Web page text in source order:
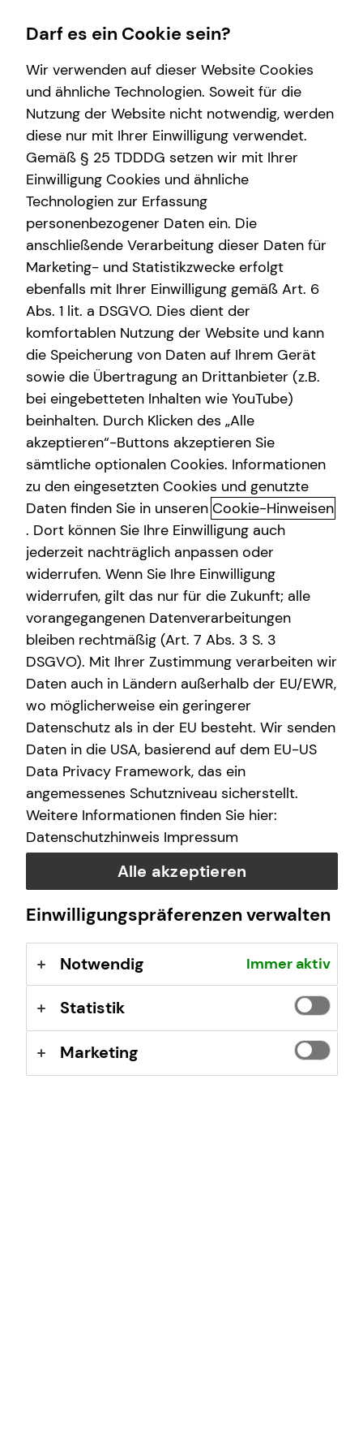
Service
Kundenportal
Schadenabwicklung
Wissenswertes
Über tecis
Podcast
teamzukunft
Interview
Über mich
Finanzberatung
Investment
Spezialisten-Netzwerk
Videoberatung
Immobilienfinanzierung
Kapitalanlage Immobilien
Arbeitskraftabsicherung
Altersvorsorge
Private Krankenvorsorge
Betriebliche Altersvorsorge
Gewerbliche Versicherungen
Kindervorsorge
Sach- und Vermögenssicherung
Expat
Karriere-Infos
Karrierechancen
Initiativbewerbung
Pascal Jäckel
Seniorberater
E-Mail
pascal.jaeckel@tecis.de
Kölnische Straße 81
34117 Kassel
+49 (157) 58812925
Geschäftszeiten
Montag
16:00 - 19:00 Uhr
22:00 - 23:00 Uhr
Dienstag 17:30 - 23:00 Uhr
Mittwoch 17:30 - 23:00 Uhr
Donnerstag 17:30 - 23:00 Uhr
Freitag 17:30 - 23:00 Uhr
Samstag 17:00 - 23:00 Uhr
Sonntag
13:30 - 17:30 Uhr
21:30 - 23:00 Uhr
Selbstverständlich sind auch Termine außerhalb
Kontaktformular
Darf es ein Cookie sein?
Wir verwenden auf dieser Website Cookies
und ähnliche Technologien. Soweit für die
Nutzung der Website nicht notwendig, werden
diese nur mit Ihrer Einwilligung verwendet.
Gemäß § 25 TDDDG setzen wir mit Ihrer
Einwilligung Cookies und ähnliche
Technologien zur Erfassung
personenbezogener Daten ein. Die
anschließende Verarbeitung dieser Daten für
Marketing- und Statistikzwecke erfolgt
ebenfalls mit Ihrer Einwilligung gemäß Art. 6
Abs. 1 lit. a DSGVO. Dies dient der
komfortablen Nutzung der Website und kann
die Speicherung von Daten auf Ihrem Gerät
sowie die Übertragung an Drittanbieter (z.B.
bei eingebetteten Inhalten wie YouTube)
beinhalten. Durch Klicken des „Alle
akzeptieren“-Buttons akzeptieren Sie
sämtliche optionalen Cookies. Informationen
zu den eingesetzten Cookies und genutzte
Daten finden Sie in unseren Cookie-Hinweisen
. Dort können Sie Ihre Einwilligung auch
jederzeit nachträglich anpassen oder
widerrufen. Wenn Sie Ihre Einwilligung
widerrufen, gilt das nur für die Zukunft; alle
vorangegangenen Datenverarbeitungen
bleiben rechtmäßig (Art. 7 Abs. 3 S. 3
DSGVO). Mit Ihrer Zustimmung verarbeiten wir
Daten auch in Ländern außerhalb der EU/EWR,
wo möglicherweise ein geringerer
Datenschutz als in der EU besteht. Wir senden
Daten in die USA, basierend auf dem EU-US
Data Privacy Framework, das ein
angemessenes Schutzniveau sicherstellt.
Weitere Informationen finden Sie hier:
Datenschutzhinweis Impressum
Alle akzeptieren
Einwilligungspräferenzen verwalten
Notwendig Immer aktiv
Statistik
Marketing